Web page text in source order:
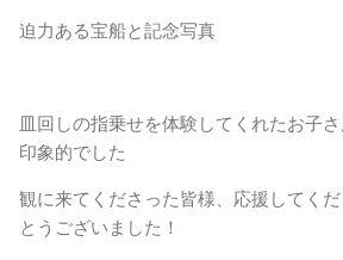
迫力ある宝船と記念写真
皿回しの指乗せを体験してくれたお子
印象的でした
観に来てくださった皆様、応援してく
とうございました！